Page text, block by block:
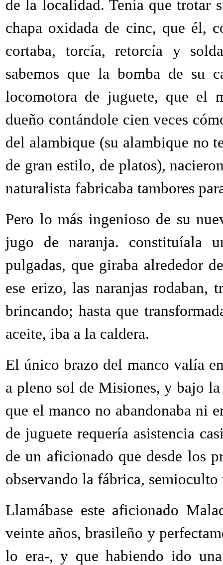
de la localidad. Tenía que trotar
chapa oxidada de cinc, que él,
cortaba, torcía, retorcía y
sabemos que la bomba de su
locomotora de juguete, que el
dueño contándole cien veces
del alambique (su alambique no
de gran estilo, de platos),
naturalista fabricaba tambores
Pero lo más ingenioso de su
jugo de naranja. constituíala
pulgadas, que giraba alrededor
ese erizo, las naranjas rodaban,
brincando; hasta que
aceite, iba a la caldera.
El único brazo del manco valía
a pleno sol de Misiones, y bajo
que el manco no abandonaba ni
de juguete requería asistencia
de un aficionado que desde los
observando la fábrica, semioculto
Llamábase este aficionado
veinte años, brasileño y
lo era-, y que habiendo ido